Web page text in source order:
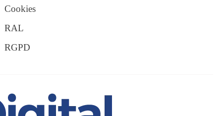
Cookies
RAL
RGPD